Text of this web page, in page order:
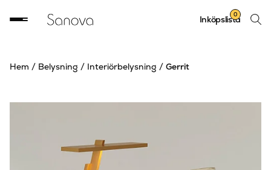
Sök
Inköpslista
0
Hem / Belysning / Interiörbelysning / Gerrit